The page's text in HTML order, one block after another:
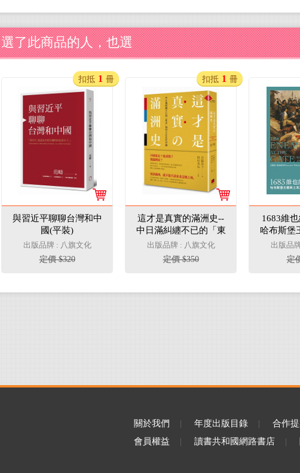
選了此商品的人，也選
與習近平聊聊台灣和中
國(平裝)
出版品牌 : 八旗文化
定價 $320
扣抵 1 冊
這才是真實的滿洲史--
中日滿糾纏不已的「東
北」如何左右近代中國
出版品牌 : 八旗文化
定價 $350
扣抵 1 冊
1683維
哈布斯堡
人
出版品
定
關於我們 | 年度出版目錄 | 合作
會員權益
| 讀書共和國網路書店 |